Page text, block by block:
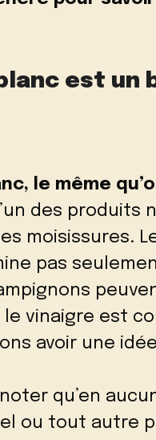
est un
le même
des produits
moisissures.
pas
vinaigre est
avoir une
qu’en
ou tout